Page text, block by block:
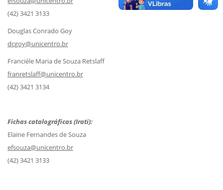
(42) 3421 3133
Douglas Conrado Goy
dcgoy@unicentro.br
Franciéle Maria de Souza Retslaff
franretslaff@unicentro.br
(42) 3421 3134
Fichas catalográficas (Irati):
Elaine Fernandes de Souza
efsouza@unicentro.br
(42) 3421 3133